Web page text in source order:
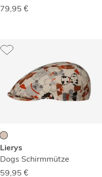
79,95 €
Lierys
Dogs Schirmmütze
59,95 €